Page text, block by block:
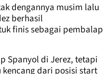
dengannya musim lalu
berhasil
finis sebagai pembalap
Spanyol di Jerez, tetapi
dari posisi start